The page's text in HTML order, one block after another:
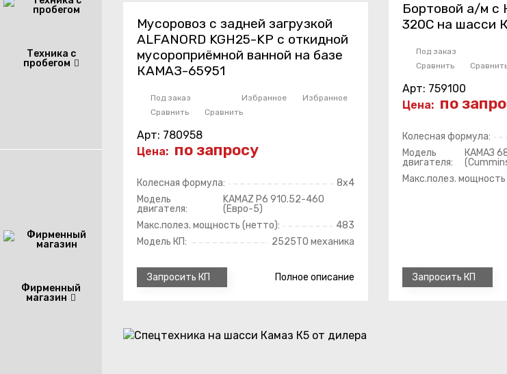
Техника с
пробегом
Фирменный
магазин
Мусоровоз с задней загрузкой
ALFANORD KGH25-KP с откидной
мусороприёмной ванной на базе
КАМАЗ-65951
Под заказ Избранное
Избранное
Сравнить
Сравнить
Арт: 780958
Цена: по запросу
Колесная формула:
8х4
Модель
двигателя:
KAMAZ Р6 910.52-460
(Евро-5)
Макс.полез. мощность (нетто):
483
Модель КП:
2525ТО механика
Запросить КП Полное описание
Бортовой а/м
320С на шасси
Под заказ
Сравнить
Арт: 759100
Цена: по
Колесная формула:
Модель
двигателя:
КАМАЗ
Макс.полез.
Запросить КП